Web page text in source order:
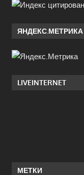
ЯНДЕКС.МЕТРИКА
LIVEINTERNET
МЕТКИ